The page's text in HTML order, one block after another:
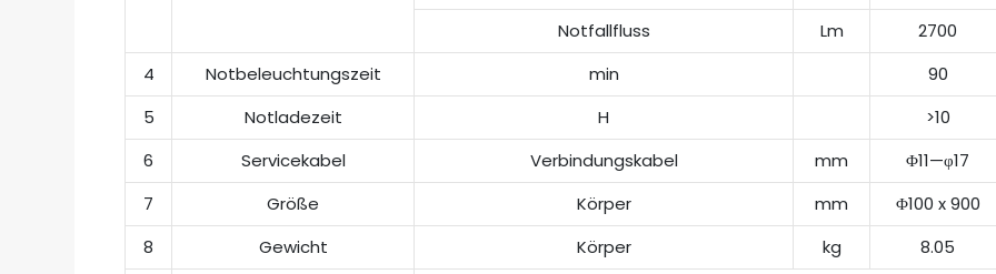
Notfallfluss
Lm
2700
4
Notbeleuchtungszeit min
90
5
Notladezeit H
>10
6
Servicekabel Verbindungskabel mm
Φ11—φ17
7
Größe Körper mm
Φ100 x 900
8
Gewicht Körper kg
8.05